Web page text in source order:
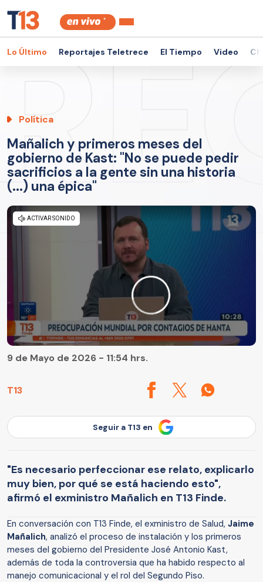
Lo Último Reportajes Teletrece El Tiempo Video
Política
Mañalich y primeros meses del
gobierno de Kast: "No se puede pedir
sacrificios a la gente sin una historia
(...) una épica"
T13
9 de Mayo de 2026 - 11:54 hrs.
Seguir a T13 en
"Es necesario perfeccionar ese relato, explicarlo
muy bien, por qué se está haciendo esto",
afirmó el exministro Mañalich en T13 Finde.
En conversación con T13 Finde, el exministro de Salud, Jaime
Mañalich, analizó el proceso de instalación y los primeros
meses del gobierno del Presidente José Antonio Kast,
además de toda la controversia que ha habido respecto al
manejo comunicacional y el rol del Segundo Piso.